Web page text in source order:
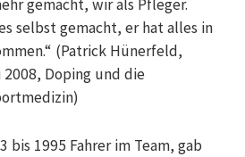
gemacht, wir als Pfleger.
selbst gemacht, er hat alles in
(Patrick Hünerfeld,
2008, Doping und die
bis 1995 Fahrer im Team, gab